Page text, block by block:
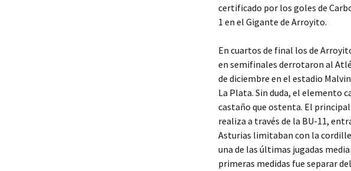
certificado por los goles de
1 en el Gigante de Arroyito.
En cuartos de final los de
en semifinales derrotaron al
de diciembre en el estadio
La Plata. Sin duda, el elemento
castaño que ostenta. El
realiza a través de la BU-11,
Asturias limitaban con la
una de las últimas jugadas
primeras medidas fue separar